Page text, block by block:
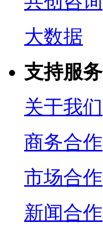
大数据
支持服务
关于我们
商务合作
市场合作
新闻合作